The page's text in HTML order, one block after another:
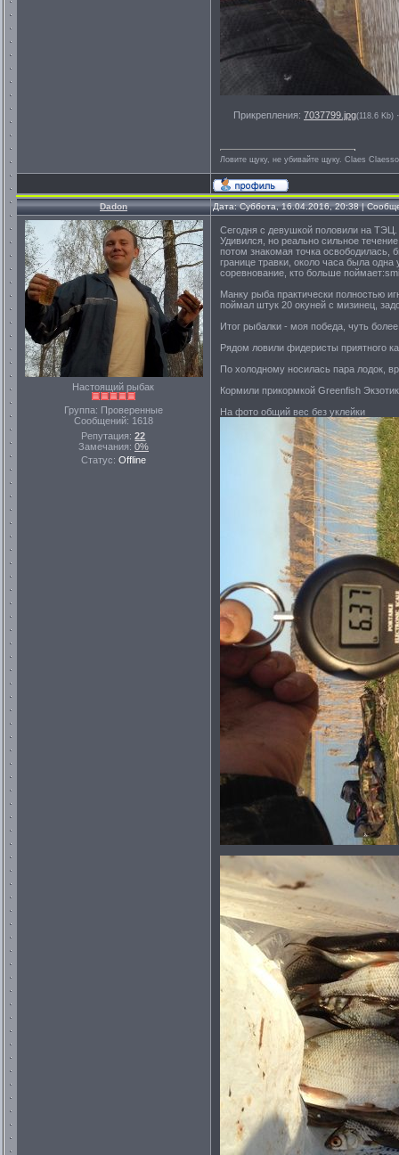
Прикрепления: 7037799.jpg(118.6 Kb)
Ловите щуку, не убивайте щуку. Сlaes
Dadon Дата: Суббота, 16.04.2016, 20:38 |
Настоящий рыбак
Группа: Проверенные
Сообщений: 1618
Репутация:22
Замечания: 0%
Статус: Offline
Сегодня с девушкой половили на
Удивился, но реально сильное
потом знакомая точка освободилась,
границе травки, около часа была
соревнование, кто больше
Манку рыба практически полностью
поймал штук 20 окуней с мизинец,
Итог рыбалки - моя победа, чуть
Рядом ловили фидеристы приятного
По холодному носилась пара лодок,
Кормили прикормкой Greenfish
На фото общий вес без уклейки